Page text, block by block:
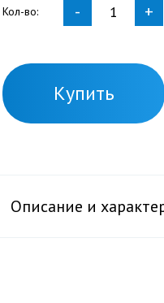
Кол-во: - +
Купить
Описание и